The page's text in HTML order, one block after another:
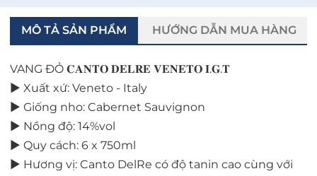
MÔ TẢ SẢN PHẨM HƯỚNG DẪN MUA HÀNG
VANG ĐỎ 𝐂𝐀𝐍𝐓𝐎 𝐃𝐄𝐋𝐑𝐄 𝐕𝐄𝐍𝐄𝐓𝐎 𝐈.𝐆.𝐓
► Xuất xứ: Veneto - Italy
► Giống nho: Cabernet Sauvignon
► Nồng độ: 14%vol
► Quy cách: 6 x 750ml
► Hương vị: Canto DelRe có độ tanin cao cùng với